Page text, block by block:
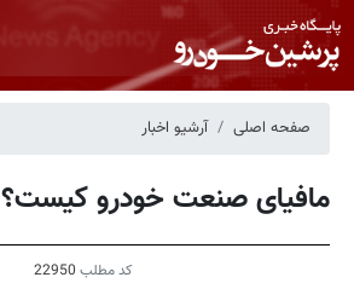
صفحه اصلی آرشیو اخبار
مافیای صنعت خودرو کیست‬؟
کد مطلب 22950